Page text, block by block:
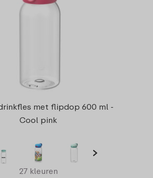
met flipdop 600 ml -
Cool pink
27 kleuren